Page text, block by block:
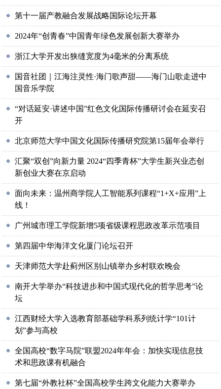
第十一届产教融合发展战略国际论坛开幕
2024年“创青春”中国青年绿色发展创新大赛举办
浙江大学开发出狭缝宽度为4毫米的分离系统
国音社团｜江海注灵性·海门歌声甜——海门山歌走进中
国音乐学院
“对话延安·讲述中国”红色文化国际传播研讨会在延安召
开
北京师范大学中国文化国际传播研究院第15届年会举行
汇聚“双创”向新力量 2024“四季青杯”大学生新兴业态创
新创业大赛在京启动
面向未来：温州商学院人工智能系列课程“1+X+应用”上
线！
广州城市理工学院新增5项省级课程思政改革示范项目
第四届中华海洋文化厦门论坛召开
天津师范大学赴蓟州区别山镇举办乡村联欢晚会
南开大学举办“科技进步和中国式现代化的哲学思考”论
坛
江西财经大学入选教育部基础学科系列统计学“101计
划”参与高校
全国高校“数字马院”联盟2024年年会：加快实现信息技
术和思政课有机融合
第七届“外教社杯”全国高校学生跨文化能力大赛举办